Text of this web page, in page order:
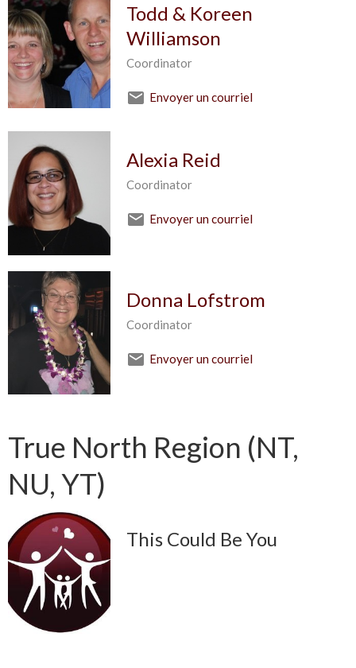
Todd & Koreen
Williamson
Coordinator
Envoyer un courriel
Alexia Reid
Coordinator
Envoyer un courriel
Donna Lofstrom
Coordinator
Envoyer un courriel
True North Region (NT,
NU, YT)
This Could Be You